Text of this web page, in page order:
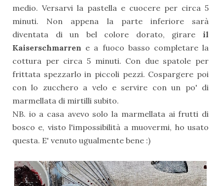
medio. Versarvi la pastella e cuocere per circa 5
minuti. Non appena la parte inferiore sarà
diventata di un bel colore dorato, girare il
Kaiserschmarren e a fuoco basso completare la
cottura per circa 5 minuti. Con due spatole per
frittata spezzarlo in piccoli pezzi. Cospargere poi
con lo zucchero a velo e servire con un po' di
marmellata di mirtilli subito.
NB. io a casa avevo solo la marmellata ai frutti di
bosco e, visto l'impossibilità a muovermi, ho usato
questa. E' venuto ugualmente bene :)